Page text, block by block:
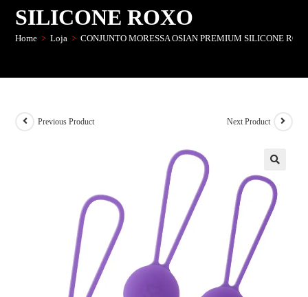
SILICONE ROXO
Home > Loja > CONJUNTO MORESSA OSIAN PREMIUM SILICONE
Previous Product Next Product